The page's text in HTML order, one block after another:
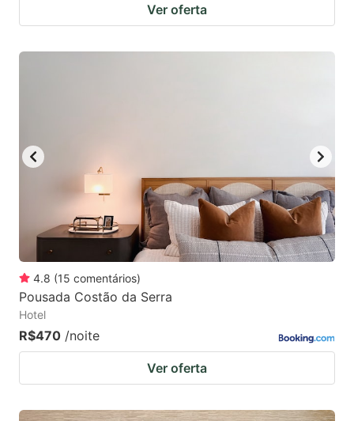
Ver oferta
4.8 (15 comentários)
Pousada Costão da Serra
Hotel
R$470 /noite
Ver oferta